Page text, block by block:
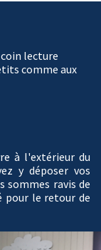
lecture
comme aux
à l'extérieur du
y déposer vos
sommes ravis de
pour le retour de